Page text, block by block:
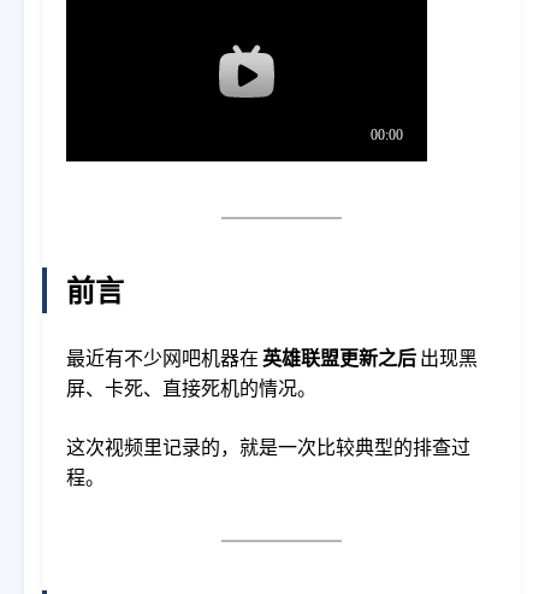
前言
最近有不少网吧机器在 英雄联盟更新之后 出现黑
屏、卡死、直接死机的情况。
这次视频里记录的，就是一次比较典型的排查过
程。